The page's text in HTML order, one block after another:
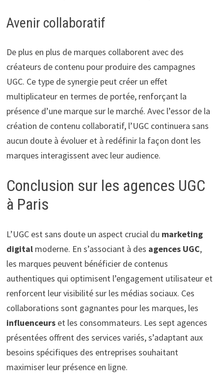
Avenir collaboratif
De plus en plus de marques collaborent avec des
créateurs de contenu pour produire des campagnes
UGC. Ce type de synergie peut créer un effet
multiplicateur en termes de portée, renforçant la
présence d’une marque sur le marché. Avec l’essor de la
création de contenu collaboratif, l’UGC continuera sans
aucun doute à évoluer et à redéfinir la façon dont les
marques interagissent avec leur audience.
Conclusion sur les agences UGC
à Paris
L’UGC est sans doute un aspect crucial du marketing
digitalmoderne. En s’associant à des agences UGC,
les marques peuvent bénéficier de contenus
authentiques qui optimisent l’engagement utilisateur et
renforcent leur visibilité sur les médias sociaux. Ces
collaborations sont gagnantes pour les marques, les
influenceurset les consommateurs. Les sept agences
présentées offrent des services variés, s’adaptant aux
besoins spécifiques des entreprises souhaitant
maximiser leur présence en ligne.